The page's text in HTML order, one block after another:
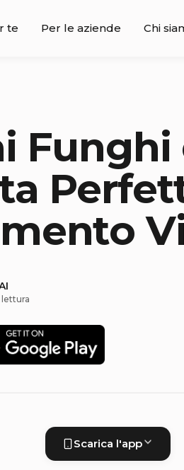
te Per le aziende Chi
lettura
Scarica l'app